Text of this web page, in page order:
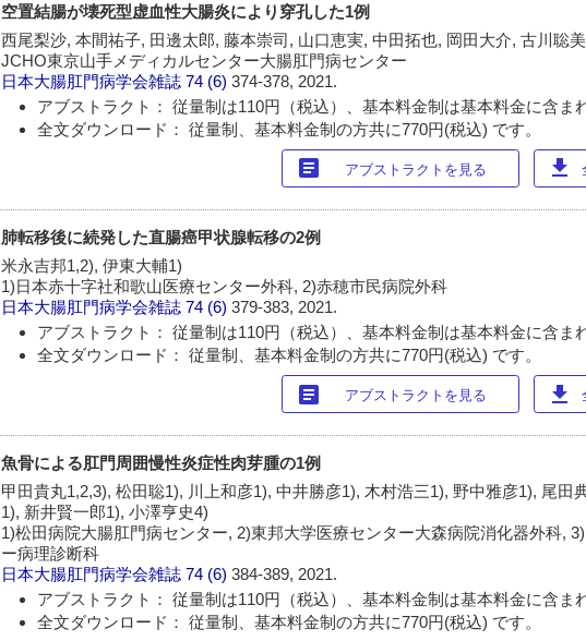
空置結腸が壊死型虚血性大腸炎により穿孔した1例
西尾梨沙, 本間祐子, 田邊太郎, 藤本崇司, 山口恵実, 中田拓也, 岡田大介, 古川聡
JCHO東京山手メディカルセンター大腸肛門病センター
日本大腸肛門病学会雑誌 74 (6)374-378, 2021.
アブストラクト： 従量制は110円（税込）、基本料金制は基本料金に含ま
全文ダウンロード： 従量制、基本料金制の方共に770円(税込) です。
article アブストラクトを見る download
肺転移後に続発した直腸癌甲状腺転移の2例
米永吉邦1,2), 伊東大輔1)
1)日本赤十字社和歌山医療センター外科, 2)赤穂市民病院外科
日本大腸肛門病学会雑誌 74 (6)379-383, 2021.
アブストラクト： 従量制は110円（税込）、基本料金制は基本料金に含ま
全文ダウンロード： 従量制、基本料金制の方共に770円(税込) です。
article アブストラクトを見る download
魚骨による肛門周囲慢性炎症性肉芽腫の1例
甲田貴丸1,2,3), 松田聡1), 川上和彦1), 中井勝彦1), 木村浩三1), 野中雅彦1), 尾田
1), 新井賢一郎1), 小澤亨史4)
1)松田病院大腸肛門病センター, 2)東邦大学医療センター大森病院消化器外科,
ー病理診断科
日本大腸肛門病学会雑誌 74 (6)384-389, 2021.
アブストラクト： 従量制は110円（税込）、基本料金制は基本料金に含ま
全文ダウンロード： 従量制、基本料金制の方共に770円(税込) です。